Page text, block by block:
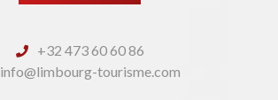
+32 473 60 60 86
info@limbourg-tourisme.com